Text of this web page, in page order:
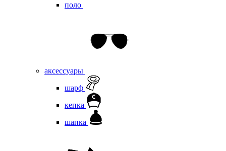
поло
аксессуары
шарф
кепка
шапка